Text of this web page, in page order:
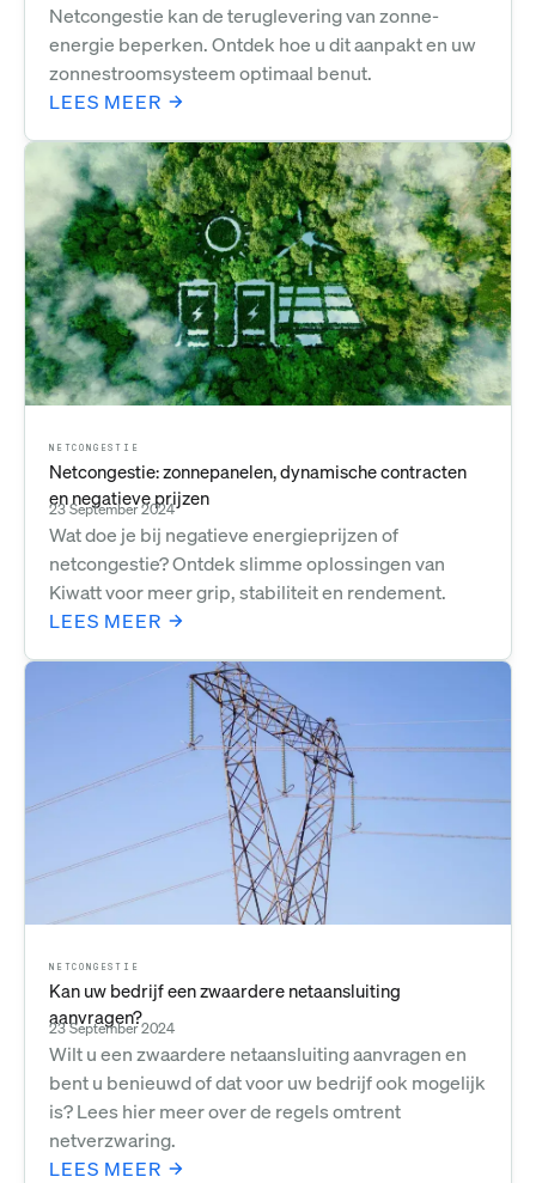
Netcongestie kan de teruglevering van zonne-
energie beperken. Ontdek hoe u dit aanpakt en uw
zonnestroomsysteem optimaal benut.
LEES MEER
NETCONGESTIE
Netcongestie: zonnepanelen, dynamische contracten
en negatieve prijzen
23 September 2024
Wat doe je bij negatieve energieprijzen of
netcongestie? Ontdek slimme oplossingen van
Kiwatt voor meer grip, stabiliteit en rendement.
LEES MEER
NETCONGESTIE
Kan uw bedrijf een zwaardere netaansluiting
aanvragen?
23 September 2024
Wilt u een zwaardere netaansluiting aanvragen en
bent u benieuwd of dat voor uw bedrijf ook mogelijk
is? Lees hier meer over de regels omtrent
netverzwaring.
LEES MEER